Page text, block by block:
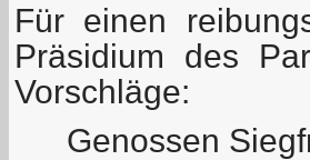
Für einen
Präsidium des
Vorschläge:
Genossen